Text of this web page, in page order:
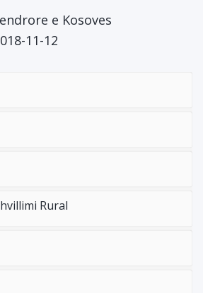
e Kosoves
11-12
Rural